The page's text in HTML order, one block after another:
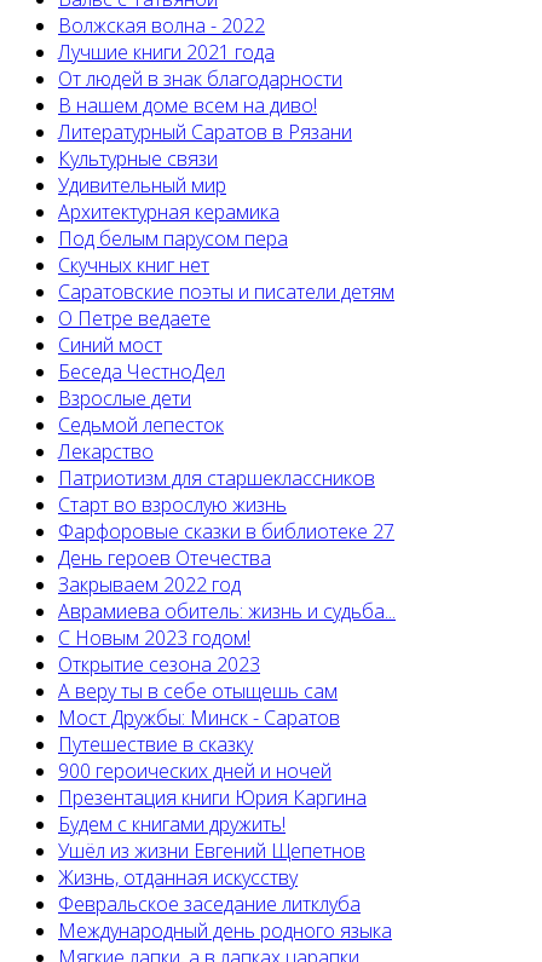
Волжская волна - 2022
Лучшие книги 2021 года
От людей в знак благодарности
В нашем доме всем на диво!
Литературный Саратов в Рязани
Культурные связи
Удивительный мир
Архитектурная керамика
Под белым парусом пера
Скучных книг нет
Саратовские поэты и писатели детям
О Петре ведаете
Синий мост
Беседа ЧестноДел
Взрослые дети
Седьмой лепесток
Лекарство
Патриотизм для старшеклассников
Старт во взрослую жизнь
Фарфоровые сказки в библиотеке 27
День героев Отечества
Закрываем 2022 год
Аврамиева обитель: жизнь и судьба...
С Новым 2023 годом!
Открытие сезона 2023
А веру ты в себе отыщешь сам
Мост Дружбы: Минск - Саратов
Путешествие в сказку
900 героических дней и ночей
Презентация книги Юрия Каргина
Будем с книгами дружить!
Ушёл из жизни Евгений Щепетнов
Жизнь, отданная искусству
Февральское заседание литклуба
Международный день родного языка